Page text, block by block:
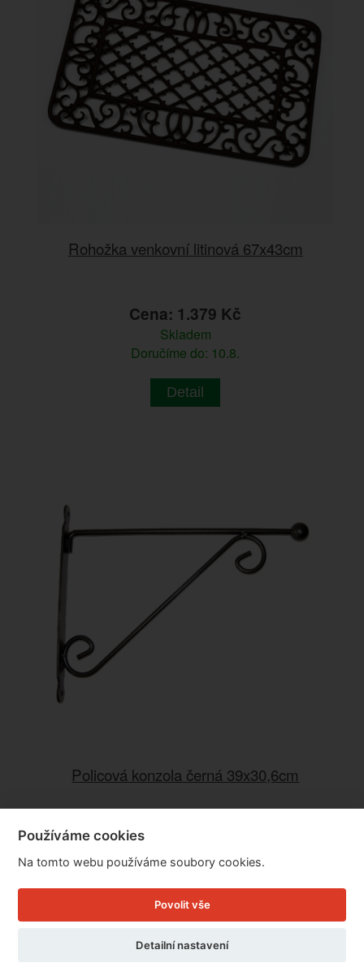
Rohožka venkovní litinová 67x43cm
Cena: 1.379 Kč
Skladem
Doručíme do: 10.8.
Detail
Policová konzola černá 39x30,6cm
Cena: 199 Kč
Skladem
Detail
Používáme cookies
Na tomto webu používáme soubory cookies.
Povolit vše
Detailní nastavení